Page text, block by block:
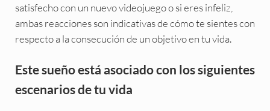
satisfecho con un nuevo videojuego o si eres infeliz,
ambas reacciones son indicativas de cómo te sientes con
respecto a la consecución de un objetivo en tu vida.
Este sueño está asociado con los siguientes
escenarios de tu vida